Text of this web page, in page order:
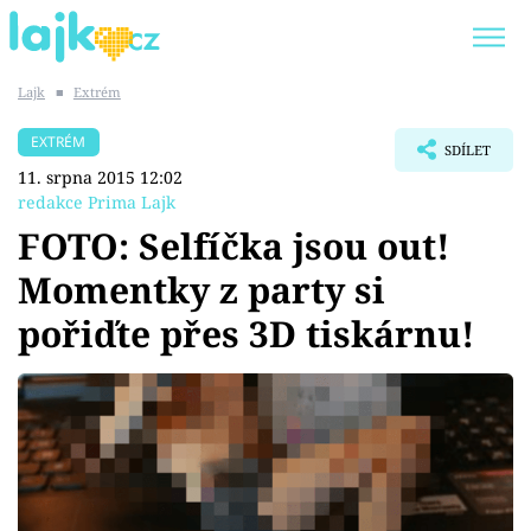
SHOPAHOLICADEL
Témata
Showbyznys
Youtubeři
Virály
Lajk ■ Extrém
EXTRÉM
11. srpna 2015 12:02
redakce Prima Lajk
SDÍLET
FOTO: Selfíčka jsou out!
Momentky z party si
pořiďte přes 3D tiskárnu!